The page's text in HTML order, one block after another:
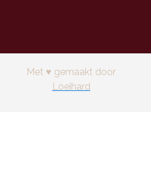
Met ♥ gemaakt door
Loeihard